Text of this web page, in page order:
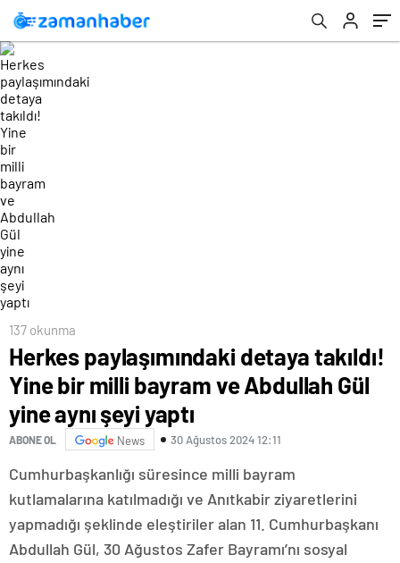
137 okunma
Herkes paylaşımındaki detaya takıldı!
Yine bir milli bayram ve Abdullah Gül
yine aynı şeyi yaptı
ABONE OL News 30 Ağustos 2024 12:11
Cumhurbaşkanlığı süresince milli bayram
kutlamalarına katılmadığı ve Anıtkabir ziyaretlerini
yapmadığı şeklinde eleştiriler alan 11. Cumhurbaşkanı
Abdullah Gül, 30 Ağustos Zafer Bayramı’nı sosyal